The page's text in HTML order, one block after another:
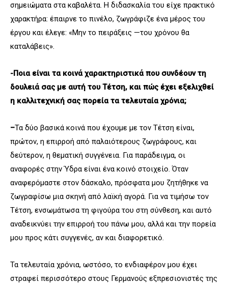
σημειώματα στα καβαλέτα. Η διδασκαλία του είχε πρακτικό
χαρακτήρα: έπαιρνε το πινέλο, ζωγράφιζε ένα μέρος του
έργου και έλεγε: «Μην το πειράξεις —του χρόνου θα
καταλάβεις».
-Ποια είναι τα κοινά χαρακτηριστικά που συνδέουν τη
δουλειά σας με αυτή του Τέτση, και πώς έχει εξελιχθεί
η καλλιτεχνική σας πορεία τα τελευταία χρόνια;
–Τα δύο βασικά κοινά που έχουμε με τον Τέτση είναι,
πρώτον, η επιρροή από παλαιότερους ζωγράφους, και
δεύτερον, η θεματική συγγένεια. Για παράδειγμα, οι
αναφορές στην Ύδρα είναι ένα κοινό στοιχείο. Όταν
αναφερόμαστε στον δάσκαλο, πρόσφατα μου ζητήθηκε να
ζωγραφίσω μια σκηνή από λαϊκή αγορά. Για να τιμήσω τον
Τέτση, ενσωμάτωσα τη φιγούρα του στη σύνθεση, και αυτό
αναδεικνύει την επιρροή του πάνω μου, αλλά και την πορεία
μου προς κάτι συγγενές, αν και διαφορετικό.
Τα τελευταία χρόνια, ωστόσο, το ενδιαφέρον μου έχει
στραφεί περισσότερο στους Γερμανούς εξπρεσιονιστές της